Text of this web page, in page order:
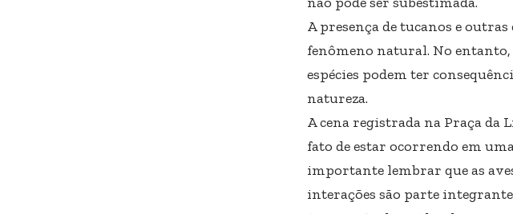
A presença de tucanos e
fenômeno natural. No
espécies podem ter
natureza.
A cena registrada na Praça da
fato de estar ocorrendo em
importante lembrar que as
interações são parte